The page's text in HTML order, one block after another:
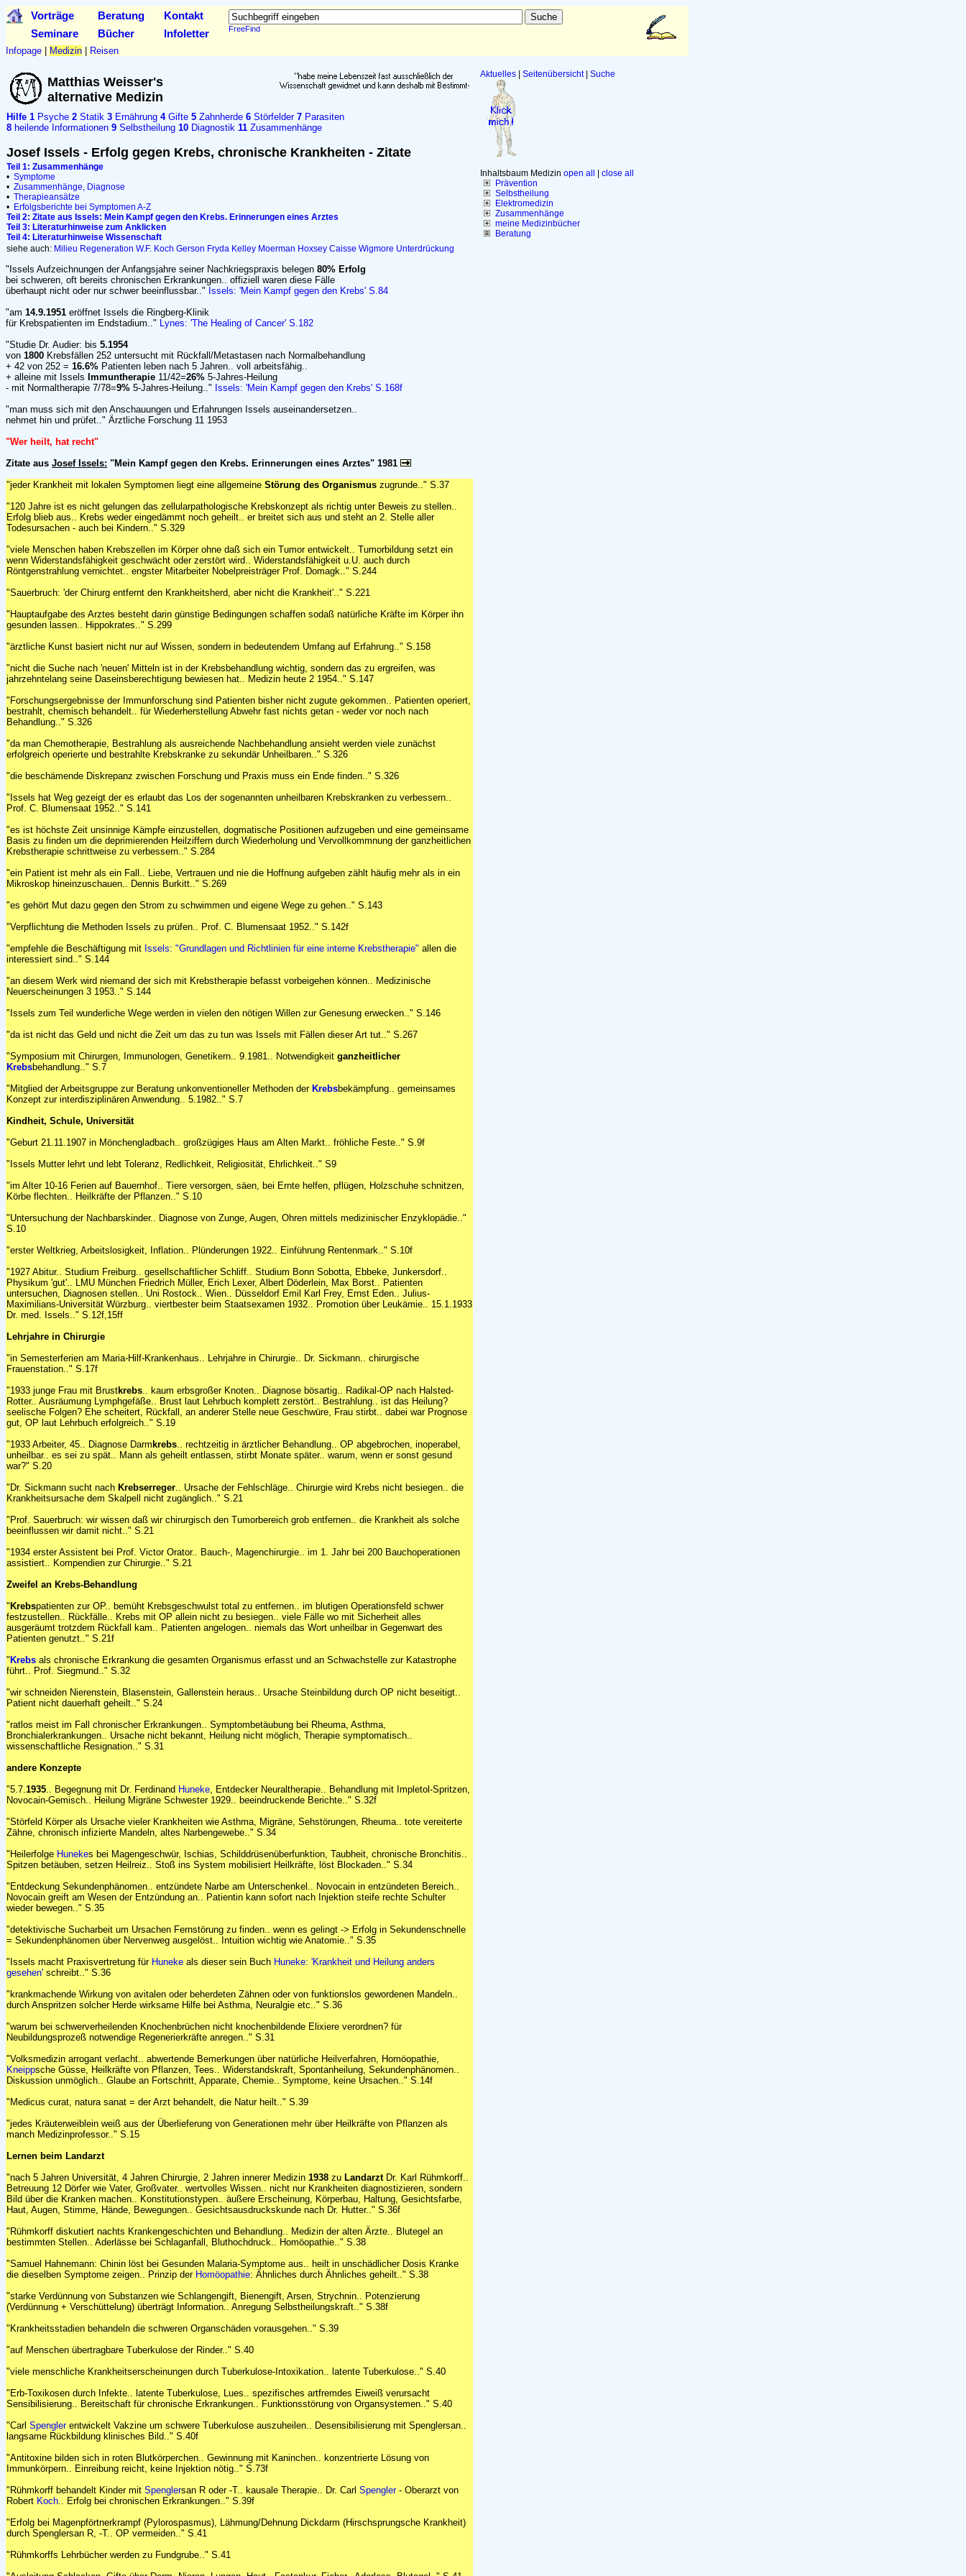
Vorträge Beratung Kontakt
FreeFind
Seminare Bücher Infoletter
Infopage Medizin Reisen
Aktuelles Seitenübersicht| Suche
Inhaltsbaum Medizin open all
close all
Prävention
Selbstheilung
Elektromedizin
Zusammenhänge
meine Medizinbücher
Beratung
Matthias Weisser's
alternative Medizin
Hilfe 1 Psyche 2 Statik 3 Ernährung 4Gifte 5 Zahnherde 6 Störfelder 7 Parasiten
8 heilende Informationen 9 Selbstheilung 10 Diagnostik 11 Zusammenhänge
Josef Issels - Erfolg gegen Krebs, chronische Krankheiten - Zitate
Teil 1: Zusammenhänge
• Symptome
• Zusammenhänge, Diagnose
• Therapieansätze
• Erfolgsberichte bei Symptomen A-Z
Teil 2: Zitate aus Issels: Mein Kampf gegen den Krebs. Erinnerungen eines Arztes
Teil 3: Literaturhinweise zum Anklicken
Teil 4: Literaturhinweise Wissenschaft
siehe auch: Milieu Regeneration W.F. Koch Gerson Fryda Kelley Moerman Hoxsey Caisse Wigmore Unterdrückung
"Issels Aufzeichnungen der Anfangsjahre seiner Nachkriegspraxis belegen 80% Erfolg
bei schweren, oft bereits chronischen Erkrankungen.. offiziell waren diese Fälle
überhaupt nicht oder nur schwer beeinflussbar.." Issels: 'Mein Kampf gegen den Krebs' S.84
"am 14.9.1951 eröffnet Issels die Ringberg-Klinik
für Krebspatienten im Endstadium.." Lynes: 'The Healing of Cancer' S.182
"Studie Dr. Audier: bis 5.1954
von 1800 Krebsfällen 252 untersucht mit Rückfall/Metastasen nach Normalbehandlung
+ 42 von 252 = 16.6% Patienten leben nach 5 Jahren.. voll arbeitsfähig..
+ alleine mit Issels Immuntherapie 11/42=26% 5-Jahres-Heilung
- mit Normaltherapie 7/78=9% 5-Jahres-Heilung.." Issels: 'Mein Kampf gegen den Krebs' S.168f
"man muss sich mit den Anschauungen und Erfahrungen Issels auseinandersetzen..
nehmet hin und prüfet.." Ärztliche Forschung 11 1953
"Wer heilt, hat recht"
Zitate aus Josef Issels: "Mein Kampf gegen den Krebs. Erinnerungen eines Arztes" 1981
"jeder Krankheit mit lokalen Symptomen liegt eine allgemeine Störung des Organismus zugrunde.." S.37
"120 Jahre ist es nicht gelungen das zellularpathologische Krebskonzept als richtig unter Beweis zu stellen..
Erfolg blieb aus.. Krebs weder eingedämmt noch geheilt.. er breitet sich aus und steht an 2. Stelle aller
Todesursachen - auch bei Kindern.." S.329
"viele Menschen haben Krebszellen im Körper ohne daß sich ein Tumor entwickelt.. Tumorbildung setzt ein
wenn Widerstandsfähigkeit geschwächt oder zerstört wird.. Widerstandsfähigkeit u.U. auch durch
Röntgenstrahlung vernichtet.. engster Mitarbeiter Nobelpreisträger Prof. Domagk.." S.244
"Sauerbruch: 'der Chirurg entfernt den Krankheitsherd, aber nicht die Krankheit'.." S.221
"Hauptaufgabe des Arztes besteht darin günstige Bedingungen schaffen sodaß natürliche Kräfte im Körper ihn
gesunden lassen.. Hippokrates.." S.299
"ärztliche Kunst basiert nicht nur auf Wissen, sondern in bedeutendem Umfang auf Erfahrung.." S.158
"nicht die Suche nach 'neuen' Mitteln ist in der Krebsbehandlung wichtig, sondern das zu ergreifen, was
jahrzehntelang seine Daseinsberechtigung bewiesen hat.. Medizin heute 2 1954.." S.147
"Forschungsergebnisse der Immunforschung sind Patienten bisher nicht zugute gekommen.. Patienten operiert,
bestrahlt, chemisch behandelt.. für Wiederherstellung Abwehr fast nichts getan - weder vor noch nach
Behandlung.." S.326
"da man Chemotherapie, Bestrahlung als ausreichende Nachbehandlung ansieht werden viele zunächst
erfolgreich operierte und bestrahlte Krebskranke zu sekundär Unheilbaren.." S.326
"die beschämende Diskrepanz zwischen Forschung und Praxis muss ein Ende finden.." S.326
"Issels hat Weg gezeigt der es erlaubt das Los der sogenannten unheilbaren Krebskranken zu verbessern..
Prof. C. Blumensaat 1952.." S.141
"es ist höchste Zeit unsinnige Kämpfe einzustellen, dogmatische Positionen aufzugeben und eine gemeinsame
Basis zu finden um die deprimierenden Heilziffern durch Wiederholung und Vervollkommnung der ganzheitlichen
Krebstherapie schrittweise zu verbessern.." S.284
"ein Patient ist mehr als ein Fall.. Liebe, Vertrauen und nie die Hoffnung aufgeben zählt häufig mehr als in ein
Mikroskop hineinzuschauen.. Dennis Burkitt.." S.269
"es gehört Mut dazu gegen den Strom zu schwimmen und eigene Wege zu gehen.." S.143
"Verpflichtung die Methoden Issels zu prüfen.. Prof. C. Blumensaat 1952.." S.142f
"empfehle die Beschäftigung mit Issels: "Grundlagen und Richtlinien für eine interne Krebstherapie" allen die
interessiert sind.." S.144
"an diesem Werk wird niemand der sich mit Krebstherapie befasst vorbeigehen können.. Medizinische
Neuerscheinungen 3 1953.." S.144
"Issels zum Teil wunderliche Wege werden in vielen den nötigen Willen zur Genesung erwecken.." S.146
"da ist nicht das Geld und nicht die Zeit um das zu tun was Issels mit Fällen dieser Art tut.." S.267
"Symposium mit Chirurgen, Immunologen, Genetikern.. 9.1981.. Notwendigkeit ganzheitlicher
Krebsbehandlung.." S.7
"Mitglied der Arbeitsgruppe zur Beratung unkonventioneller Methoden der Krebsbekämpfung.. gemeinsames
Konzept zur interdisziplinären Anwendung.. 5.1982.." S.7
Kindheit, Schule, Universität
"Geburt 21.11.1907 in Mönchengladbach.. großzügiges Haus am Alten Markt.. fröhliche Feste.." S.9f
"Issels Mutter lehrt und lebt Toleranz, Redlichkeit, Religiosität, Ehrlichkeit.." S9
"im Alter 10-16 Ferien auf Bauernhof.. Tiere versorgen, säen, bei Ernte helfen, pflügen, Holzschuhe schnitzen,
Körbe flechten.. Heilkräfte der Pflanzen.." S.10
"Untersuchung der Nachbarskinder.. Diagnose von Zunge, Augen, Ohren mittels medizinischer Enzyklopädie.."
S.10
"erster Weltkrieg, Arbeitslosigkeit, Inflation.. Plünderungen 1922.. Einführung Rentenmark.." S.10f
"1927 Abitur.. Studium Freiburg.. gesellschaftlicher Schliff.. Studium Bonn Sobotta, Ebbeke, Junkersdorf..
Physikum 'gut'.. LMU München Friedrich Müller, Erich Lexer, Albert Döderlein, Max Borst.. Patienten
untersuchen, Diagnosen stellen.. Uni Rostock.. Wien.. Düsseldorf Emil Karl Frey, Ernst Eden.. Julius-
Maximilians-Universität Würzburg.. viertbester beim Staatsexamen 1932.. Promotion über Leukämie.. 15.1.1933
Dr. med. Issels.." S.12f,15ff
Lehrjahre in Chirurgie
"in Semesterferien am Maria-Hilf-Krankenhaus.. Lehrjahre in Chirurgie.. Dr. Sickmann.. chirurgische
Frauenstation.." S.17f
"1933 junge Frau mit Brustkrebs .. kaum erbsgroßer Knoten.. Diagnose bösartig.. Radikal-OP nach Halsted-
Rotter.. Ausräumung Lymphgefäße.. Brust laut Lehrbuch komplett zerstört.. Bestrahlung.. ist das Heilung?
seelische Folgen? Ehe scheitert, Rückfall, an anderer Stelle neue Geschwüre, Frau stirbt.. dabei war Prognose
gut, OP laut Lehrbuch erfolgreich.." S.19
"1933 Arbeiter, 45.. Diagnose Darmkrebs .. rechtzeitig in ärztlicher Behandlung.. OP abgebrochen, inoperabel,
unheilbar.. es sei zu spät.. Mann als geheilt entlassen, stirbt Monate später.. warum, wenn er sonst gesund
war?" S.20
"Dr. Sickmann sucht nach Krebserreger .. Ursache der Fehlschläge.. Chirurgie wird Krebs nicht besiegen.. die
Krankheitsursache dem Skalpell nicht zugänglich.." S.21
"Prof. Sauerbruch: wir wissen daß wir chirurgisch den Tumorbereich grob entfernen.. die Krankheit als solche
beeinflussen wir damit nicht.." S.21
"1934 erster Assistent bei Prof. Victor Orator.. Bauch-, Magenchirurgie.. im 1. Jahr bei 200 Bauchoperationen
assistiert.. Kompendien zur Chirurgie.." S.21
Zweifel an Krebs-Behandlung
"Krebspatienten zur OP.. bemüht Krebsgeschwulst total zu entfernen.. im blutigen Operationsfeld schwer
festzustellen.. Rückfälle.. Krebs mit OP allein nicht zu besiegen.. viele Fälle wo mit Sicherheit alles
ausgeräumt trotzdem Rückfall kam.. Patienten angelogen.. niemals das Wort unheilbar in Gegenwart des
Patienten genutzt.." S.21f
"Krebs als chronische Erkrankung die gesamten Organismus erfasst und an Schwachstelle zur Katastrophe
führt.. Prof. Siegmund.." S.32
"wir schneiden Nierenstein, Blasenstein, Gallenstein heraus.. Ursache Steinbildung durch OP nicht beseitigt..
Patient nicht dauerhaft geheilt.." S.24
"ratlos meist im Fall chronischer Erkrankungen.. Symptombetäubung bei Rheuma, Asthma,
Bronchialerkrankungen.. Ursache nicht bekannt, Heilung nicht möglich, Therapie symptomatisch..
wissenschaftliche Resignation.." S.31
andere Konzepte
"5.7. 1935 .. Begegnung mit Dr. Ferdinand Huneke , Entdecker Neuraltherapie.. Behandlung mit Impletol-Spritzen,
Novocain-Gemisch.. Heilung Migräne Schwester 1929.. beeindruckende Berichte.." S.32f
"Störfeld Körper als Ursache vieler Krankheiten wie Asthma, Migräne, Sehstörungen, Rheuma.. tote vereiterte
Zähne, chronisch infizierte Mandeln, altes Narbengewebe.." S.34
"Heilerfolge Hunekes bei Magengeschwür, Ischias, Schilddrüsenüberfunktion, Taubheit, chronische Bronchitis..
Spitzen betäuben, setzen Heilreiz.. Stoß ins System mobilisiert Heilkräfte, löst Blockaden.." S.34
"Entdeckung Sekundenphänomen.. entzündete Narbe am Unterschenkel.. Novocain in entzündeten Bereich..
Novocain greift am Wesen der Entzündung an.. Patientin kann sofort nach Injektion steife rechte Schulter
wieder bewegen.." S.35
"detektivische Sucharbeit um Ursachen Fernstörung zu finden.. wenn es gelingt -> Erfolg in Sekundenschnelle
= Sekundenphänomen über Nervenweg ausgelöst.. Intuition wichtig wie Anatomie.." S.35
"Issels macht Praxisvertretung für Huneke als dieser sein Buch Huneke: 'Krankheit und Heilung anders
gesehen' schreibt.." S.36
"krankmachende Wirkung von avitalen oder beherdeten Zähnen oder von funktionslos gewordenen Mandeln..
durch Anspritzen solcher Herde wirksame Hilfe bei Asthma, Neuralgie etc.." S.36
"warum bei schwerverheilenden Knochenbrüchen nicht knochenbildende Elixiere verordnen? für
Neubildungsprozeß notwendige Regenerierkräfte anregen.." S.31
"Volksmedizin arrogant verlacht.. abwertende Bemerkungen über natürliche Heilverfahren, Homöopathie,
Kneippsche Güsse, Heilkräfte von Pflanzen, Tees.. Widerstandskraft, Spontanheilung, Sekundenphänomen..
Diskussion unmöglich.. Glaube an Fortschritt, Apparate, Chemie.. Symptome, keine Ursachen.." S.14f
"Medicus curat, natura sanat = der Arzt behandelt, die Natur heilt.." S.39
"jedes Kräuterweiblein weiß aus der Überlieferung von Generationen mehr über Heilkräfte von Pflanzen als
manch Medizinprofessor.." S.15
Lernen beim Landarzt
"nach 5 Jahren Universität, 4 Jahren Chirurgie, 2 Jahren innerer Medizin 1938 zu LandarztDr. Karl Rühmkorff..
Betreuung 12 Dörfer wie Vater, Großvater.. wertvolles Wissen.. nicht nur Krankheiten diagnostizieren, sondern
Bild über die Kranken machen.. Konstitutionstypen.. äußere Erscheinung, Körperbau, Haltung, Gesichtsfarbe,
Haut, Augen, Stimme, Hände, Bewegungen.. Gesichtsausdruckskunde nach Dr. Hutter.." S.36f
"Rühmkorff diskutiert nachts Krankengeschichten und Behandlung.. Medizin der alten Ärzte.. Blutegel an
bestimmten Stellen.. Aderlässe bei Schlaganfall, Bluthochdruck.. Homöopathie.." S.38
"Samuel Hahnemann: Chinin löst bei Gesunden Malaria-Symptome aus.. heilt in unschädlicher Dosis Kranke
die dieselben Symptome zeigen.. Prinzip der Homöopathie: Ähnliches durch Ähnliches geheilt.." S.38
"starke Verdünnung von Substanzen wie Schlangengift, Bienengift, Arsen, Strychnin.. Potenzierung
(Verdünnung + Verschüttelung) überträgt Information.. Anregung Selbstheilungskraft.." S.38f
"Krankheitsstadien behandeln die schweren Organschäden vorausgehen.." S.39
"auf Menschen übertragbare Tuberkulose der Rinder.." S.40
"viele menschliche Krankheitserscheinungen durch Tuberkulose-Intoxikation.. latente Tuberkulose.." S.40
"Erb-Toxikosen durch Infekte.. latente Tuberkulose, Lues.. spezifisches artfremdes Eiweiß verursacht
Sensibilisierung.. Bereitschaft für chronische Erkrankungen.. Funktionsstörung von Organsystemen.." S.40
"Carl Spenglerentwickelt Vakzine um schwere Tuberkulose auszuheilen.. Desensibilisierung mit Spenglersan..
langsame Rückbildung klinisches Bild.." S.40f
"Antitoxine bilden sich in roten Blutkörperchen.. Gewinnung mit Kaninchen.. konzentrierte Lösung von
Immunkörpern.. Einreibung reicht, keine Injektion nötig.." S.73f
"Rühmkorff behandelt Kinder mit Spenglersan R oder -T.. kausale Therapie.. Dr. Carl Spengler- Oberarzt von
Robert Koch .. Erfolg bei chronischen Erkrankungen.." S.39f
"Erfolg bei Magenpförtnerkrampf (Pylorospasmus), Lähmung/Dehnung Dickdarm (Hirschsprungsche Krankheit)
durch Spenglersan R, -T.. OP vermeiden.." S.41
"Rühmkorffs Lehrbücher werden zu Fundgrube.." S.41